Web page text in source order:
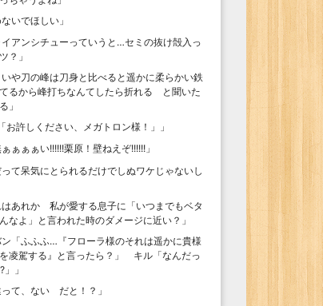
いでほしい 」
イアンシチューっていうと…セミの抜け殻入っ
？ 」
いや刀の峰は刀身と比べると遥かに柔らかい鉄
るから峰打ちなんてしたら折れる と聞いた
」
お許しください、メガトロン様！」
」
ぁぁぁい!!!!!!栗原！壁ねえぞ!!!!!! 」
て呆気にとられるだけでしぬワケじゃないし
はあれか 私が愛する息子に「いつまでもベタ
なよ」と言われた時のダメージに近い？ 」
ン「ふふふ…『フローラ様のそれは遥かに貴様
凌駕する』と言ったら？」 キル「なんだっ
」
って、ない だと！？ 」